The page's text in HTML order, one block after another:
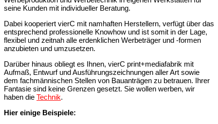
seine Kunden mit individueller Beratung.
Dabei kooperiert vierC mit namhaften Herstellern, verfügt über das
entsprechend professionelle Knowhow und ist somit in der Lage,
flexibel und zeitnah alle erdenklichen Werbeträger und -formen
anzubieten und umzusetzen.
Darüber hinaus obliegt es Ihnen, vierC print+mediafabrik mit
Aufmaß, Entwurf und Ausführungszeichnungen aller Art sowie
dem fachmännischen Stellen von Bauanträgen zu betrauen. Ihrer
Fantasie sind keine Grenzen gesetzt. Sie wollen werben, wir
haben die Technik.
Hier einige Beispiele: